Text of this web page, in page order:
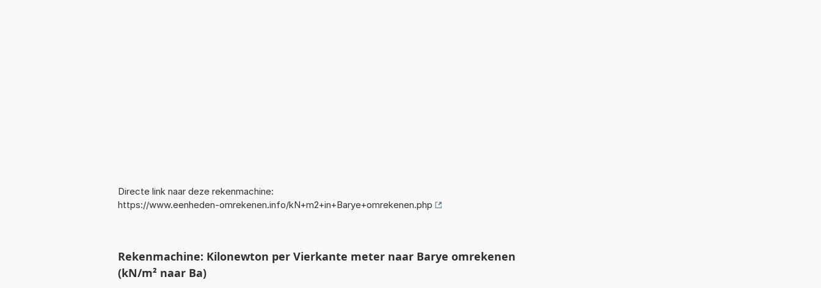
Directe link naar deze rekenmachine:
https://www.eenheden-omrekenen.info/kN+m2+in+Barye+omrekenen.php
Rekenmachine: Kilonewton per Vierkante meter naar Barye omrekenen
(kN/m² naar Ba)